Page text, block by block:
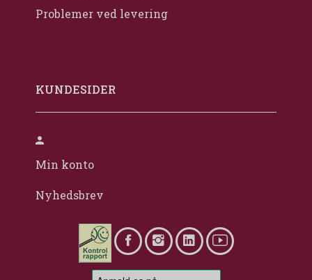
Problemer ved levering
KUNDESIDER
Min konto
Nyhedsbrev